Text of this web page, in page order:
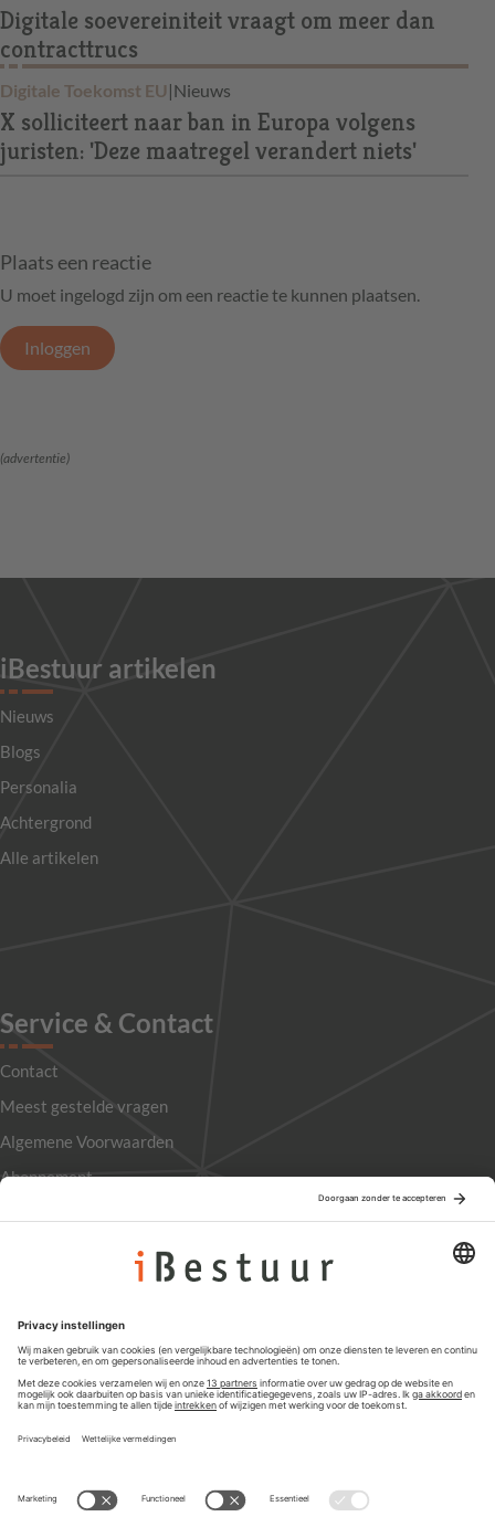
Digitale soevereiniteit vraagt om meer dan
contracttrucs
Digitale Toekomst EU |Nieuws
X solliciteert naar ban in Europa volgens
juristen: 'Deze maatregel verandert niets'
Plaats een reactie
U moet ingelogd zijn om een reactie te kunnen plaatsen.
Inloggen
(advertentie)
iBestuur artikelen
Nieuws
Blogs
Personalia
Achtergrond
Alle artikelen
Service & Contact
Contact
Meest gestelde vragen
Algemene Voorwaarden
Abonnement
Privacyinstellingen